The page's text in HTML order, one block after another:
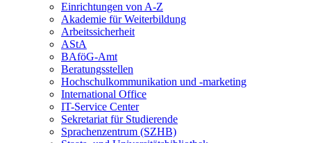
Einrichtungen von A-Z
Akademie für Weiterbildung
Arbeitssicherheit
AStA
BAföG-Amt
Beratungsstellen
Hochschulkommunikation und -marketing
International Office
IT-Service Center
Sekretariat für Studierende
Sprachenzentrum (SZHB)